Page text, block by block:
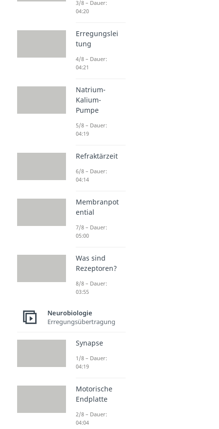
3/8 – Dauer:
04:20
Erregungslei
tung
4/8 – Dauer:
04:21
Natrium-
Kalium-
Pumpe
5/8 – Dauer:
04:19
Refraktärzeit
6/8 – Dauer:
04:14
Membranpot
ential
7/8 – Dauer:
05:00
Was sind
Rezeptoren?
8/8 – Dauer:
03:55
Neurobiologie
Erregungsübertragung
Synapse
1/8 – Dauer:
04:19
Motorische
Endplatte
2/8 – Dauer:
04:04